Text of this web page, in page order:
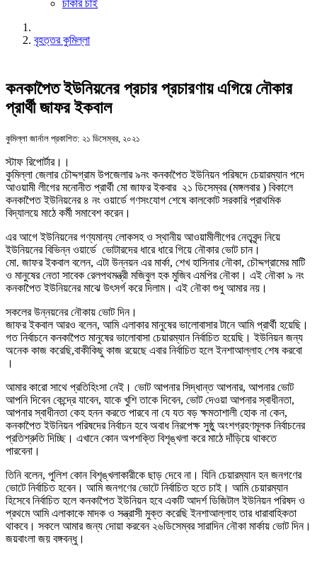
চাকরি চাই
বৃহত্তর কুমিল্লা
কনকাপৈত ইউনিয়নের প্রচার প্রচারণায় এগিয়ে নৌকার
প্রার্থী জাফর ইকবাল
কুমিল্লা জার্নাল প্রকাশিত: ২১ ডিসেম্বর, ২০২১
স্টাফ রিপোর্টার।।
কুমিল্লা জেলার চৌদ্দগ্রাম উপজেলার ৯নং কনকাপৈত ইউনিয়ন পরিষদে চেয়ারম্যান পদে
আওয়ামী লীগের মনোনীত প্রার্থী মো জাফর ইকবার ২১ ডিসেম্বর (মঙ্গলবার ) বিকালে
কনকাপৈত ইউনিয়নের ৪ নং ওয়ার্ডে গণসংযোগ শেষে কালকোট সরকারি প্রাথমিক
বিদ্যালয়ে মাঠে কর্মী সমাবেশ করেন।
এর আগে ইউনিয়নের গণ্যমান্য লোকসহ ও স্থানীয় আওয়ামীলীগের নেতৃবৃন্দ নিয়ে
ইউনিয়নের বিভিন্ন ওয়ার্ডে ভোটারদের ধারে ধারে গিয়ে নৌকার ভোট চান।
মো. জাফর ইকবাল বলেন, এটা উন্নয়ন এর মার্কা, শেখ হাসিনার নৌকা, চৌদ্দগ্রামের মাটি
ও মানুষের নেতা সাবেক রেলপথমন্ত্রী মজিবুল হক মুজিব এমপির নৌকা। এই নৌকা ৯ নং
কনকাপৈত ইউনিয়নের মাঝে উৎসর্গ করে দিলাম। এই নৌকা শুধু আমার নয়।
সকলের উন্নয়নের নৌকায় ভোট দিন।
জাফর ইকবাল আরও বলেন, আমি এলাকার মানুষের ভালোবাসার টানে আমি প্রার্থী হয়েছি।
গত নির্বাচনে কনকাপৈত মানুষের ভালোবাসা চেয়ারম্যান নির্বাচিত হয়েছি। ইউনিয়ন জন্য
অনেক কাজ করেছি,বাকীকিছু কাজ রয়েছে এবার নির্বাচিত হলে ইনশাআল্লাহ শেষ করবো
।
আমার কারো সাথে প্রতিহিংসা নেই। ভোট আপনার সিদ্ধান্ত আপনার, আপনার ভোট
আপনি দিবেন কেন্দ্রে যাবেন, যাকে খুশি তাকে দিবেন, ভোট দেওয়া আপনার স্বাধীনতা,
আপনার স্বাধীনতা কেহ হনন করতে পারবে না যে যত বড় ক্ষমতাশালী হোক না কেন,
কনকাপৈত ইউনিয়ন পরিষদের নির্বাচন হবে অবাধ নিরপেক্ষ সুষ্ঠু অংশগ্রহণমূলক নির্বাচনের
প্রতিশ্রুতি দিচ্ছি। এখানে কোন অপশক্তি বিশৃঙ্খলা করে মাঠে দাঁড়িয়ে থাকতে
পারবেনা।
তিনি বলেন, পুলিশ কোন বিশৃঙ্খলাকারীকে ছাড় দেবে না। যিনি চেয়ারম্যান হন জনগণের
ভোটে নির্বাচিত হবেন। আমি জনগণের ভোটে নির্বাচিত হতে চাই। আমি চেয়ারম্যান
হিসেবে নির্বাচিত হলে কনকাপৈত ইউনিয়ন হবে একটি আদর্শ ডিজিটাল ইউনিয়ন পরিষদ ও
প্রথমে আমি এলাকাকে মাদক ও সন্ত্রাসী মুক্ত করেছি ইনশাআল্লাহ তার ধারাবাহিকতা
থাকবে। সকলে আমার জন্য দোয়া করবেন ২৬ডিসেম্বর সারাদিন নৌকা মার্কায় ভোট দিন।
জয়বাংলা জয় বঙ্গবন্ধু।